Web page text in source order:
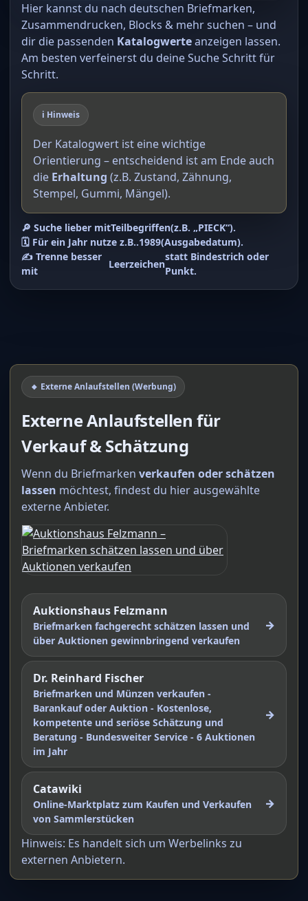
Hier kannst du nach deutschen Briefmarken,
Zusammendrucken, Blocks & mehr suchen – und
dir die passenden Katalogwerteanzeigen lassen.
Am besten verfeinerst du deine Suche Schritt für
Schritt.
ℹ️ Hinweis
Der Katalogwert ist eine wichtige
Orientierung – entscheidend ist am Ende auch
die Erhaltung (z.B. Zustand, Zähnung,
Stempel, Gummi, Mängel).
🔎 Suche lieber mitTeilbegriffen(z.B. „PIECK“).
🗓️ Für ein Jahr nutze z.B..1989(Ausgabedatum).
✍️ Trenne besser
mit
Leerzeichen
statt Bindestrich oder
Punkt.
🔸 Externe Anlaufstellen (Werbung)
Externe Anlaufstellen für
Verkauf & Schätzung
Wenn du Briefmarken verkaufen oder schätzen
lassen möchtest, findest du hier ausgewählte
externe Anbieter.
Auktionshaus Felzmann
Briefmarken fachgerecht schätzen lassen und
über Auktionen gewinnbringend verkaufen
→
Dr. Reinhard Fischer
Briefmarken und Münzen verkaufen -
Barankauf oder Auktion - Kostenlose,
kompetente und seriöse Schätzung und
Beratung - Bundesweiter Service - 6 Auktionen
im Jahr
→
Catawiki
Online-Marktplatz zum Kaufen und Verkaufen
von Sammlerstücken
→
Hinweis: Es handelt sich um Werbelinks zu
externen Anbietern.